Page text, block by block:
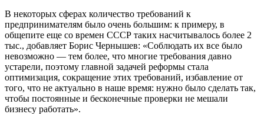
В некоторых сферах количество требований к
предпринимателям было очень большим: к примеру, в
общепите еще со времен СССР таких насчитывалось более 2
тыс., добавляет Борис Чернышев: «Соблюдать их все было
невозможно — тем более, что многие требования давно
устарели, поэтому главной задачей реформы стала
оптимизация, сокращение этих требований, избавление от
того, что не актуально в наше время: нужно было сделать так,
чтобы постоянные и бесконечные проверки не мешали
бизнесу работать».